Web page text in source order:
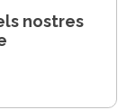
nostres